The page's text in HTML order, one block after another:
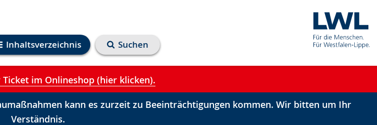
Inhaltsverzeichnis Suchen
Ticket im Onlineshop (hier klicken).
kann es zurzeit zu Beeinträchtigungen kommen. Wir bitten um Ihr
Verständnis.